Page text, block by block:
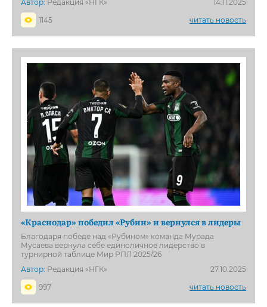
Автор: Редакция «НГК»
14.11.2025
1145
читать новость
«Краснодар» победил «Рубин» и вернулся в лидеры
Благодаря победе над «Рубином» команда Мурада
Мусаева вернула себе единоличное лидерство в
турнирной таблице Мир РПЛ 2025/26
Автор: Редакция «НГК»
27.10.2025
997
читать новость